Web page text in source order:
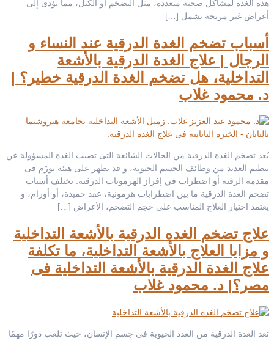
هذه الغدة لمشاكل صحية متعددة، مثل التضخم أو الكتل، مما يؤدى إلى
أعراض غير مريحة تشمل […]
أسباب تضخم الغدة الدرقية عند النساء و
الرجال | علاج الغدة الدرقية بالأشعة
التداخلية، هل تضخم الغدة الدرقية خطير؟ |
د. محمود غلاب
يُعد تضخم الغدة الدرقية من الحالات الشائعة التى تصيب الغدة المسؤولة عن
تنظيم العديد من وظائف الجسم الحيوية، و قد يظهر على هيئة تورّم فى
مقدمة الرقبة أو اضطراب في إفراز الهرمونات الدرقية. تختلف أسباب
تضخم الغدة الدرقية ما بين اضطرابات هرمونية، عقد حميدة، أو أورام، و
يعتمد اختيار العلاج المناسب على حجم التضخم، الأعراض […]
علاج تضخم الغده الدرقية بالأشعة التداخلية
و مزايا العلاج بالأشعة التداخلية، ما تكلفة
علاج الغدة الدرقية بالأشعة التداخلية فى
مصر؟| د. محمود غلاب
تعد الغدة الدرقية من الغدد الحيوية فى جسم الإنسان، حيث تلعب دورًا مهمًا